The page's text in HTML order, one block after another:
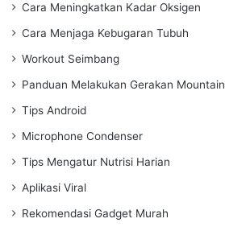
Cara Meningkatkan Kadar Oksigen
Cara Menjaga Kebugaran Tubuh
Workout Seimbang
Panduan Melakukan Gerakan Mountain
Tips Android
Microphone Condenser
Tips Mengatur Nutrisi Harian
Aplikasi Viral
Rekomendasi Gadget Murah